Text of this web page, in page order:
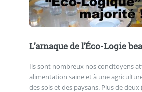
L’arnaque de l’Éco-Logie
Ils sont nombreux nos concitoyens
alimentation saine et à une
des sols et des paysans. Plus de deux